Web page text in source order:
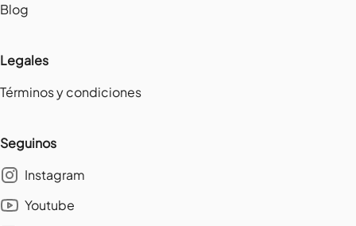
Blog
Legales
Términos y condiciones
Seguinos
Instagram
Youtube